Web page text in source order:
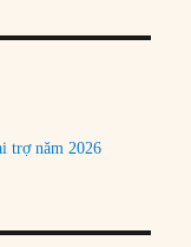
trợ năm 2026